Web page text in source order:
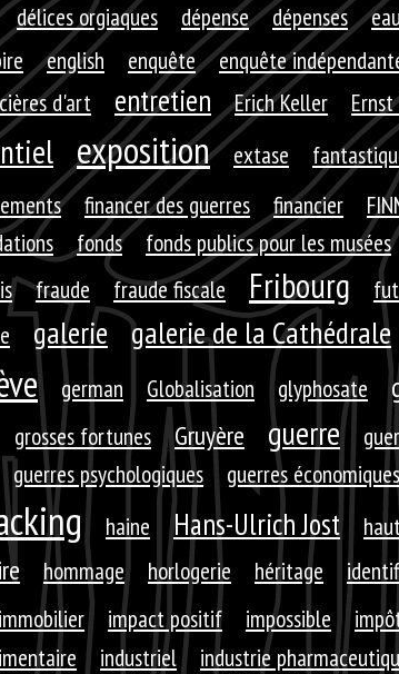
délices orgiaques dépense dépenses
english enquête enquête
d'art
entretien Erich Keller
exposition extase
financer des guerres financier
fonds fonds publics pour les musées
fraude fraude fiscale Fribourg
galerie galerie de la Cathédrale
german Globalisation glyphosate
grosses fortunes Gruyère guerre
guerres psychologiques guerres économiques
haine Hans-Ulrich Jost
hommage horlogerie héritage
immobilier impact positif impossible
industriel industrie